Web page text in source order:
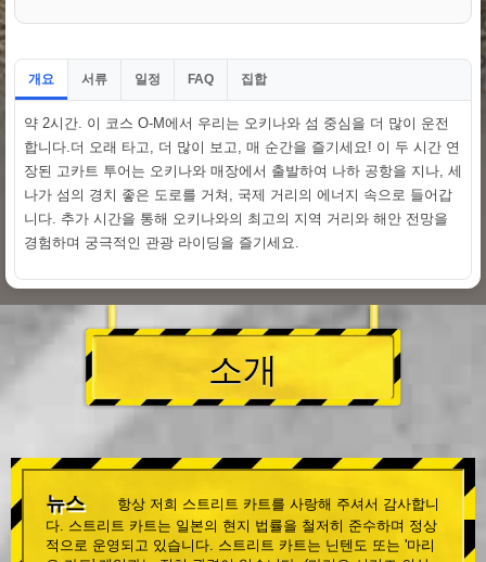
개요 서류 일정 FAQ 집합
약 2시간. 이 코스 O-M에서 우리는 오키나와 섬 중심을 더 많이 운전
합니다.더 오래 타고, 더 많이 보고, 매 순간을 즐기세요! 이 두 시간 연
장된 고카트 투어는 오키나와 매장에서 출발하여 나하 공항을 지나, 세
나가 섬의 경치 좋은 도로를 거쳐, 국제 거리의 에너지 속으로 들어갑
니다. 추가 시간을 통해 오키나와의 최고의 지역 거리와 해안 전망을
경험하며 궁극적인 관광 라이딩을 즐기세요.
소개
뉴스
항상 저희 스트리트 카트를 사랑해 주셔서 감사합니
다. 스트리트 카트는 일본의 현지 법률을 철저히 준수하며 정상
적으로 운영되고 있습니다. 스트리트 카트는 닌텐도 또는 '마리